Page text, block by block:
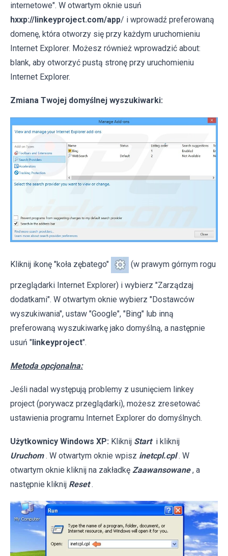
internetowe". W otwartym oknie usuń
hxxp://linkeyproject.com/app/ i wprowadź preferowaną
domenę, która otworzy się przy każdym uruchomieniu
Internet Explorer. Możesz również wprowadzić about:
blank, aby otworzyć pustą stronę przy uruchomieniu
Internet Explorer.
Zmiana Twojej domyślnej wyszukiwarki:
Kliknij ikonę "koła zębatego" (w prawym górnym rogu
przeglądarki Internet Explorer) i wybierz "Zarządzaj
dodatkami". W otwartym oknie wybierz "Dostawców
wyszukiwania", ustaw "Google", "Bing" lub inną
preferowaną wyszukiwarkę jako domyślną, a następnie
usuń "linkeyproject".
Metoda opcjonalna:
Jeśli nadal występują problemy z usunięciem linkey
project (porywacz przeglądarki), możesz zresetować
ustawienia programu Internet Explorer do domyślnych.
Użytkownicy Windows XP: Kliknij Start i kliknij
Uruchom . W otwartym oknie wpisz inetcpl.cpl . W
otwartym oknie kliknij na zakładkę Zaawansowane , a
następnie kliknij Reset .